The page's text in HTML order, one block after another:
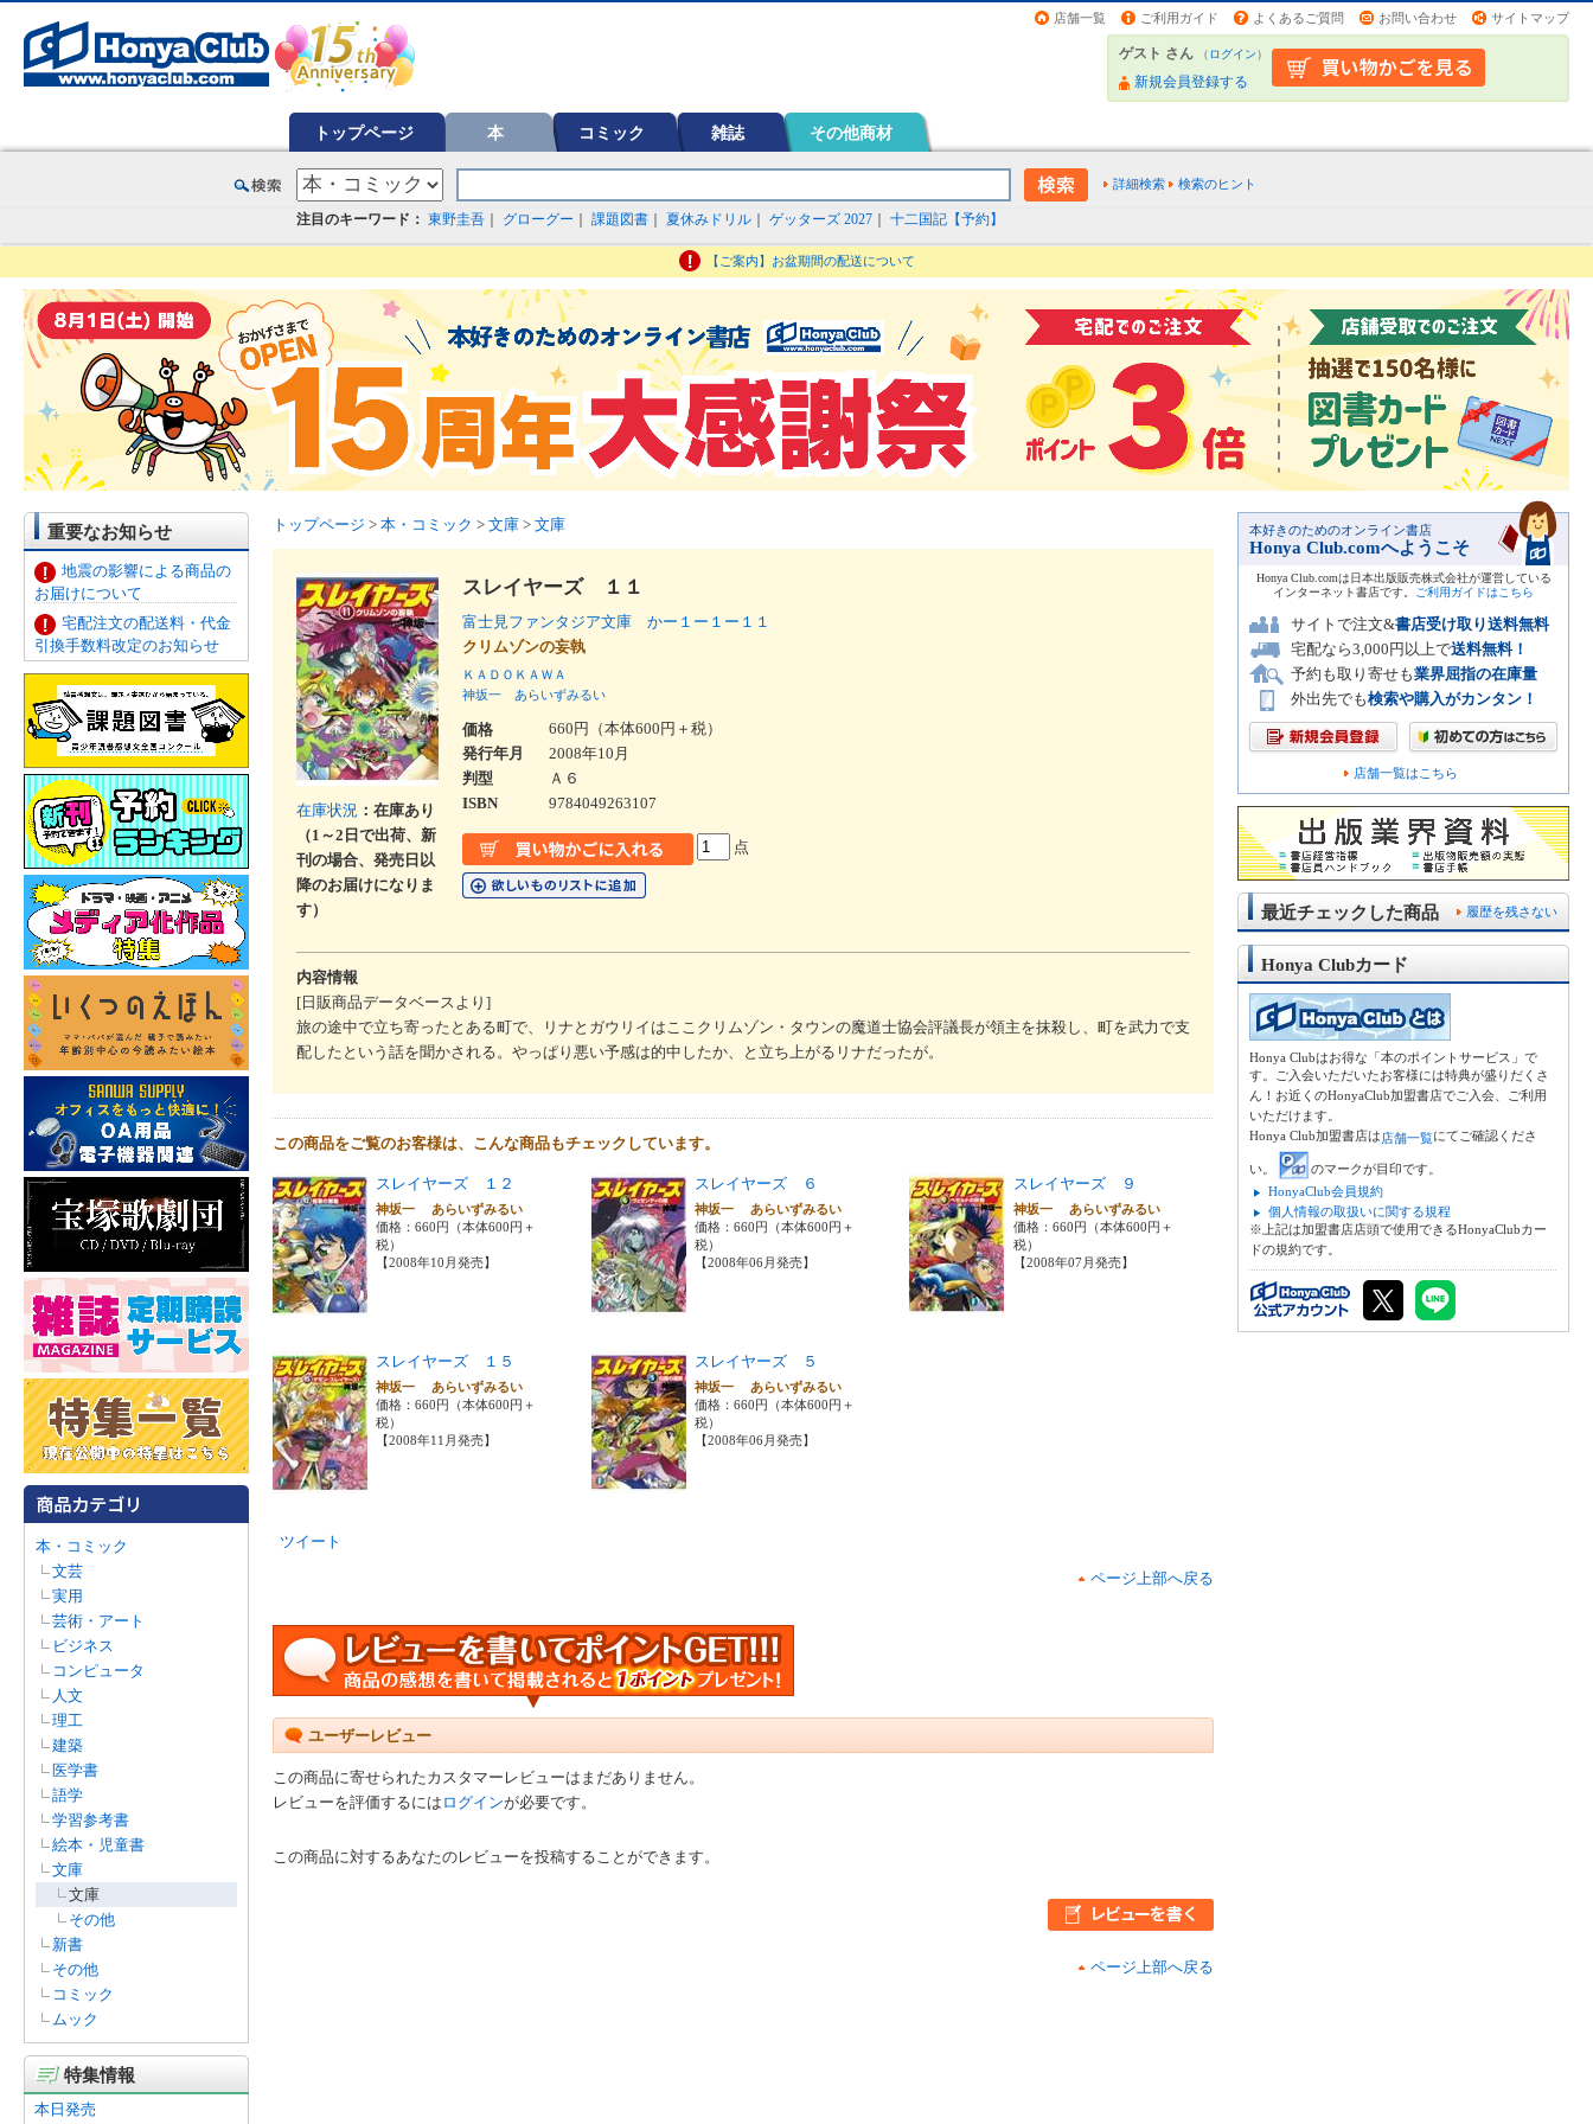
店舗一覧 ご利用ガイド よくあるご質問 お問い合わせ サイトマップ
ゲスト さん （ログイン）
新規会員登録する
トップページ 本 コミック 雑誌 その他商材
詳細検索 検索のヒント
注目のキーワード： 東野圭吾 グローグー 課題図書 夏休みドリル ゲッターズ 2027 十二国記【予約】
【ご案内】お盆期間の配送について
重要なお知らせ
地震の影響による商品の
お届けについて
宅配注文の配送料・代金
引換手数料改定のお知らせ
本・コミック
文芸
実用
芸術・アート
ビジネス
コンピュータ
人文
理工
建築
医学書
語学
学習参考書
絵本・児童書
文庫
文庫
その他
新書
その他
コミック
ムック
特集情報
本日発売
トップページ > 本・コミック > 文庫 > 文庫
在庫状況 ：在庫あり
（1～2日で出荷、新
刊の場合、発売日以
降のお届けになりま
す）
スレイヤーズ １１
富士見ファンタジア文庫 かー１ー１ー１１
クリムゾンの妄執
ＫＡＤＯＫＡＷＡ
神坂一
あらいずみるい
価格
660円（本体600円＋税）
発行年月
2008年10月
判型
Ａ６
ISBN
9784049263107
点
内容情報
[日販商品データベースより]
旅の途中で立ち寄ったとある町で、リナとガウリイはここクリムゾン・タウンの魔道士協会評議長が領主を抹殺し、町を武力で支
配したという話を聞かされる。やっぱり悪い予感は的中したか、と立ち上がるリナだったが。
この商品をご覧のお客様は、こんな商品もチェックしています。
スレイヤーズ １２
神坂一 あらいずみるい
価格：660円（本体600円＋
税）
【2008年10月発売】
スレイヤーズ ６
神坂一 あらいずみるい
価格：660円（本体600円＋
税）
【2008年06月発売】
スレイヤーズ ９
神坂一 あらいずみるい
価格：660円（本体600円＋
税）
【2008年07月発売】
スレイヤーズ １５
神坂一 あらいずみるい
価格：660円（本体600円＋
税）
【2008年11月発売】
スレイヤーズ ５
神坂一 あらいずみるい
価格：660円（本体600円＋
税）
【2008年06月発売】
ツイート
ページ上部へ戻る
ユーザーレビュー
この商品に寄せられたカスタマーレビューはまだありません。
レビューを評価するには ログインが必要です。
この商品に対するあなたのレビューを投稿することができます。
ページ上部へ戻る
本好きのためのオンライン書店
Honya Club.comへようこそ
Honya Club.comは日本出版販売株式会社が運営している
インターネット書店です。
ご利用ガイドはこちら
サイトで注文&書店受け取り送料無料
宅配なら3,000円以上で送料無料！
予約も取り寄せも業界屈指の在庫量
外出先でも検索や購入がカンタン！
店舗一覧はこちら
履歴を残さない
最近チェックした商品
Honya Clubカード
Honya Clubはお得な「本のポイントサービス」で
す。ご入会いただいたお客様には特典が盛りだくさ
ん！お近くのHonyaClub加盟書店でご入会、ご利用
いただけます。
Honya Club加盟書店は店舗一覧にてご確認くださ
い。
のマークが目印です。
HonyaClub会員規約
個人情報の取扱いに関する規程
※上記は加盟書店店頭で使用できるHonyaClubカー
ドの規約です。